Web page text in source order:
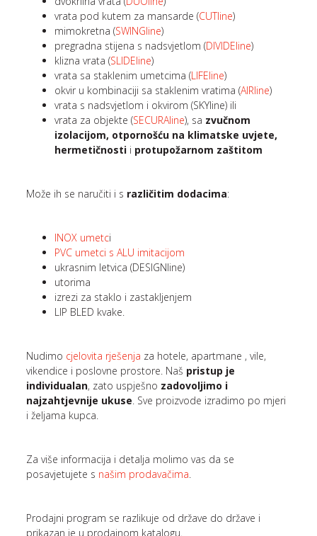
vrata pod kutem za mansarde (CUTline)
mimokretna (SWINGline)
pregradna stijena s nadsvjetlom (DIVIDEline)
klizna vrata (SLIDEline)
vrata sa staklenim umetcima (LIFEline)
okvir u kombinaciji sa staklenim vratima (AIRline)
vrata s nadsvjetlom i okvirom (SKYline) ili
vrata za objekte (SECURAline), sa zvučnom
izolacijom, otpornošću na klimatske uvjete,
hermetičnosti i protupožarnom zaštitom
Može ih se naručiti i s različitim dodacima:
INOX umetci
PVC umetci s ALU imitacijom
ukrasnim letvica (DESIGNline)
utorima
izrezi za staklo i zastakljenjem
LIP BLED kvake.
Nudimo cjelovita rješenja za hotele, apartmane , vile,
vikendice i poslovne prostore. Naš pristup je
individualan, zato uspješno zadovoljimo i
najzahtjevnije ukuse. Sve proizvode izradimo po mjeri
i željama kupca.
Za više informacija i detalja molimo vas da se
posavjetujete s našim prodavačima.
Prodajni program se razlikuje od države do države i
prikazan je u prodajnom katalogu.